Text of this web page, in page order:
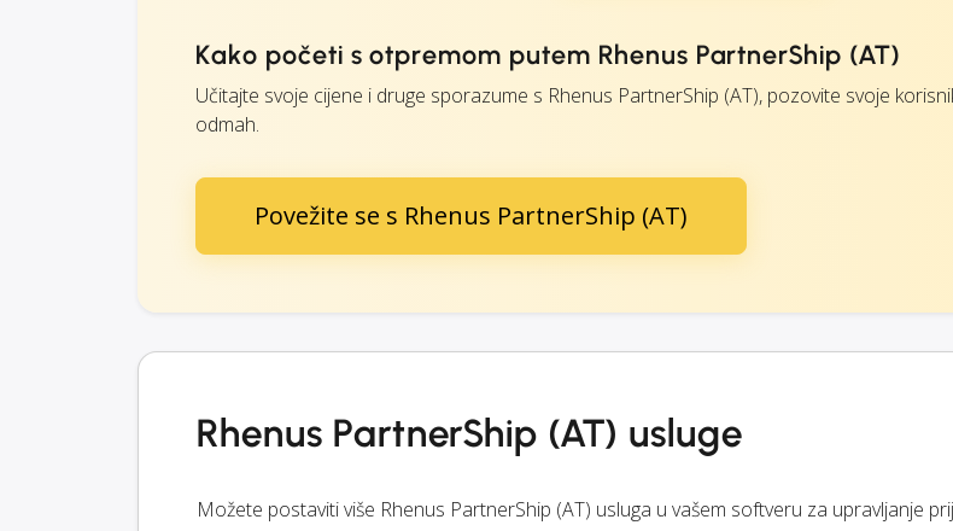
Kako početi s otpremom putem Rhenus PartnerShip (AT)
Učitajte svoje cijene i druge sporazume s Rhenus PartnerShip (AT), pozovite svoje
odmah.
Povežite se s Rhenus PartnerShip (AT)
Rhenus PartnerShip (AT) usluge
Možete postaviti više Rhenus PartnerShip (AT) usluga u vašem softveru za upravljanje